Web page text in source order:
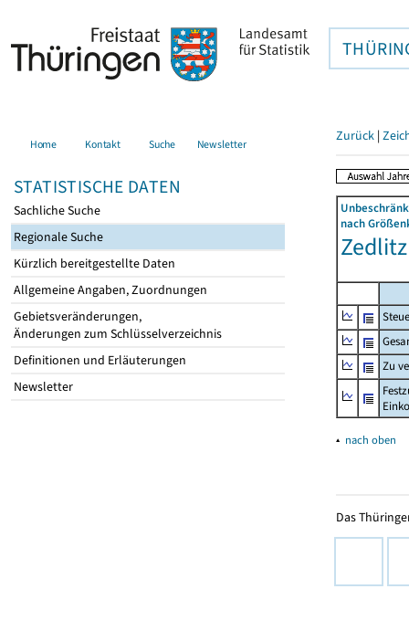
Home Kontakt Suche Newsletter
STATISTISCHE DATEN
Sachliche Suche
Regionale Suche
Kürzlich bereitgestellte Daten
Allgemeine Angaben, Zuordnungen
Gebietsveränderungen,
Änderungen zum Schlüsselverzeichnis
Definitionen und Erläuterungen
Newsletter
Zurück |
nach
Zu
▴ nach oben
Das